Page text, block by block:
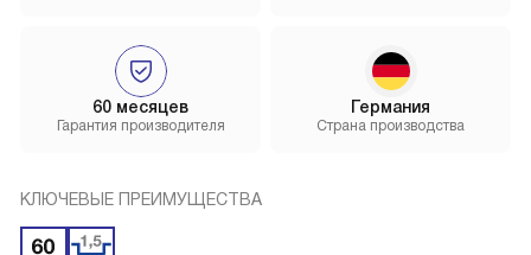
60 месяцев
Гарантия производителя
Германия
Страна производства
КЛЮЧЕВЫЕ ПРЕИМУЩЕСТВА